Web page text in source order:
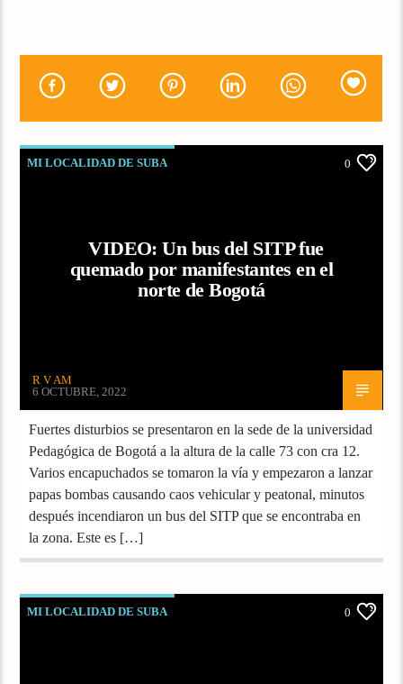
MI LOCALIDAD DE SUBA 0
VIDEO: Un bus del SITP fue
quemado por manifestantes en el
norte de Bogotá
R V AM
6 OCTUBRE, 2022
Fuertes disturbios se presentaron en la sede de la universidad
Pedagógica de Bogotá a la altura de la calle 73 con cra 12.
Varios encapuchados se tomaron la vía y empezaron a lanzar
papas bombas causando caos vehicular y peatonal, minutos
después incendiaron un bus del SITP que se encontraba en
la zona. Este es […]
MI LOCALIDAD DE SUBA 0